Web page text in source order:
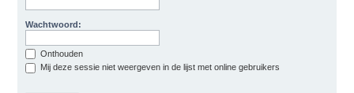
Wachtwoord:
Onthouden
Mij deze sessie niet weergeven in de lijst met online gebruikers